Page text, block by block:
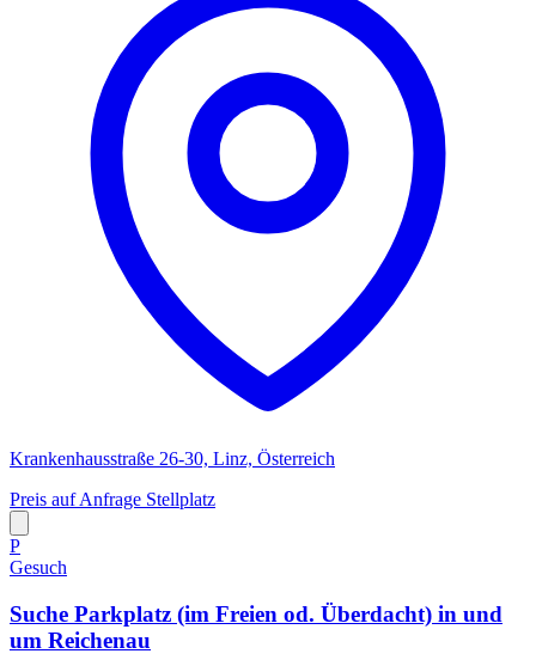
Krankenhausstraße 26-30, Linz, Österreich
Preis auf Anfrage Stellplatz
P
Gesuch
Suche Parkplatz (im Freien od. Überdacht) in und
um Reichenau